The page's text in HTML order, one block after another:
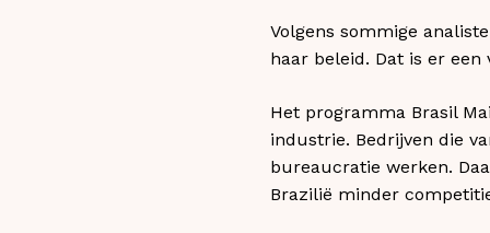
Volgens sommige
haar beleid. Dat is er
Het programma Brasil
industrie. Bedrijven die
bureaucratie werken.
Brazilië minder